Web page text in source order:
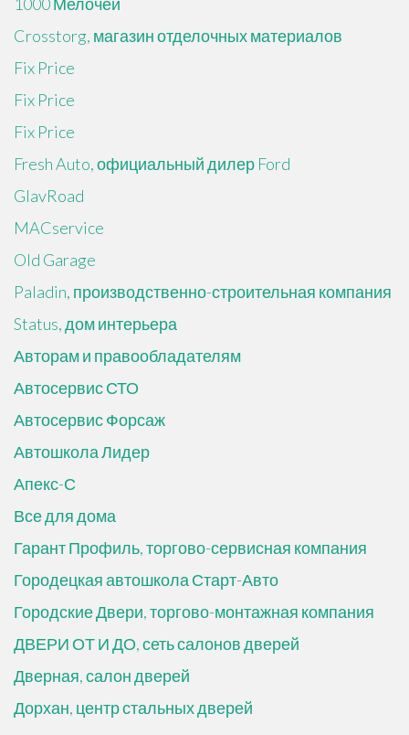
Crosstorg, магазин отделочных материалов
Fix Price
Fix Price
Fix Price
Fresh Auto, официальный дилер Ford
GlavRoad
MACservice
Old Garage
Paladin, производственно-строительная компания
Status, дом интерьера
Авторам и правообладателям
Автосервис СТО
Автосервис Форсаж
Автошкола Лидер
Апекс-С
Все для дома
Гарант Профиль, торгово-сервисная компания
Городецкая автошкола Старт-Авто
Городские Двери, торгово-монтажная компания
ДВЕРИ ОТ И ДО, сеть салонов дверей
Дверная, салон дверей
Дорхан, центр стальных дверей